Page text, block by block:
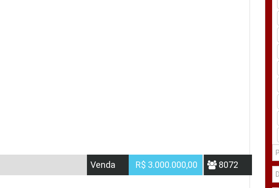
Venda R$ 3.000.000,00 8072